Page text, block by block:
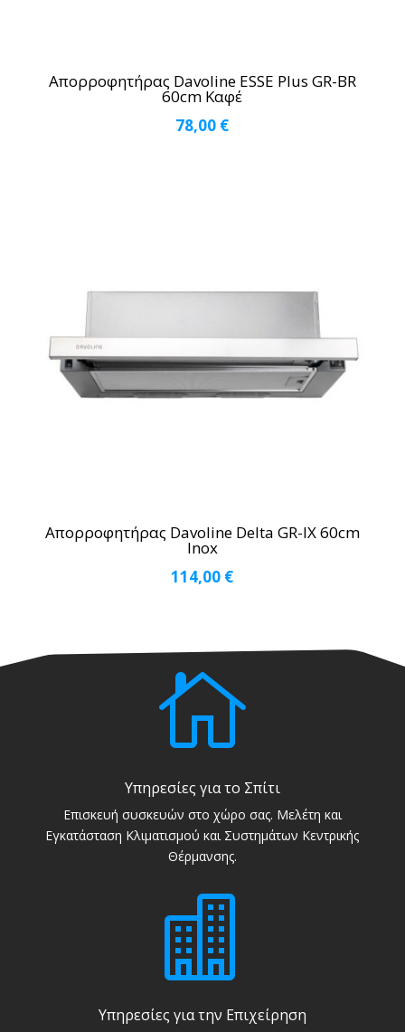
Απορροφητήρας Davoline ESSE Plus GR-BR
60cm Καφέ
78,00 €
Απορροφητήρας Davoline Delta GR-IX 60cm
Inox
114,00 €

Υπηρεσίες για το Σπίτι
Επισκευή συσκευών στο χώρο σας. Μελέτη και
Εγκατάσταση Κλιματισμού και Συστημάτων Κεντρικής
Θέρμανσης.

Υπηρεσίες για την Επιχείρηση